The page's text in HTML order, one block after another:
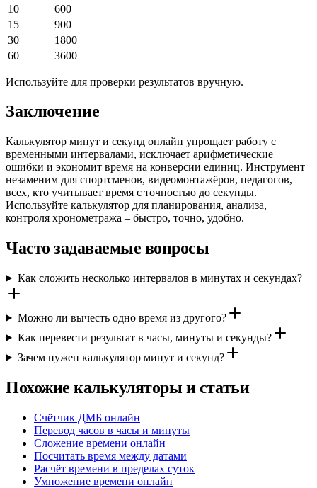
10
600
15
900
30
1800
60
3600
Используйте для проверки результатов вручную.
Заключение
Калькулятор минут и секунд онлайн упрощает работу с
временными интервалами, исключает арифметические
ошибки и экономит время на конверсии единиц. Инструмент
незаменим для спортсменов, видеомонтажёров, педагогов,
всех, кто учитывает время с точностью до секунды.
Используйте калькулятор для планирования, анализа,
контроля хронометража – быстро, точно, удобно.
Часто задаваемые вопросы
Как сложить несколько интервалов в минутах и секундах?
Можно ли вычесть одно время из другого?
Как перевести результат в часы, минуты и секунды?
Зачем нужен калькулятор минут и секунд?
Похожие калькуляторы и статьи
Счётчик ДМБ онлайн
Перевод часов в часы и минуты
Сложение времени онлайн
Посчитать время между датами
Расчёт времени в пределах суток
Умножение времени онлайн